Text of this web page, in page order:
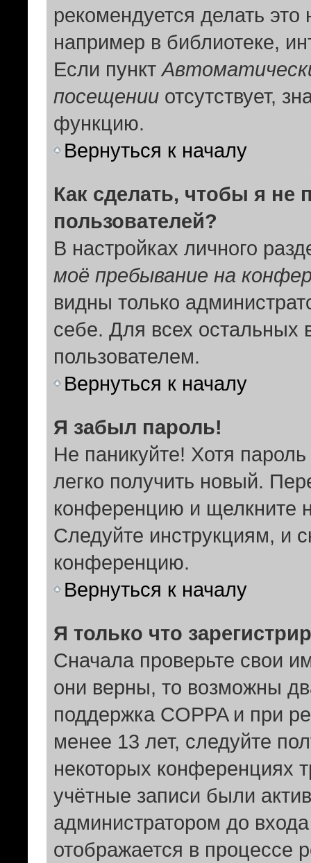
рекомендуется делать
например в библиотеке,
Если пункт
посещении отсутствует,
функцию.
Вернуться к началу
Как сделать, чтобы я не
пользователей?
В настройках личного
моё пребывание на
видны только
себе. Для всех остальных
пользователем.
Вернуться к началу
Я забыл пароль!
Не паникуйте! Хотя
легко получить новый.
конференцию и щелкните
Следуйте инструкциям, и
конференцию.
Вернуться к началу
Я только что
Сначала проверьте свои
они верны, то возможны
поддержка COPPA и при
менее 13 лет, следуйте
некоторых конференциях
учётные записи были
администратором до
отображается в процессе